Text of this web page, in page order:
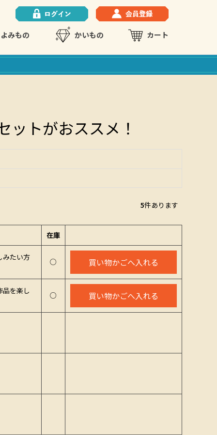
よみもの かいもの カート
ットがおススメ！
5件あります
在庫
みたい方
○ 買い物かごへ入れる
品を楽し
○ 買い物かごへ入れる